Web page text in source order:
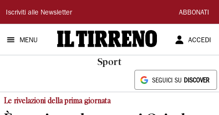
Il
Tirreno
Iscriviti alle Newsletter ABBONATI
MENU ACCEDI
Sport
SEGUICI SU DISCOVER
Le rivelazioni della prima giornata